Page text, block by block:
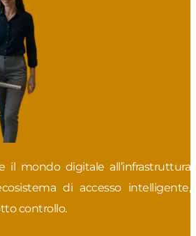
il mondo digitale all’infrastruttura
di accesso intelligente,
controllo.